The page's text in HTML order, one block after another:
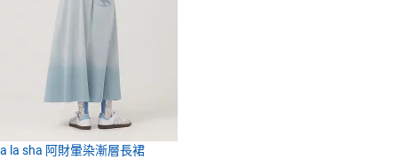
a la sha 阿財暈染漸層長裙